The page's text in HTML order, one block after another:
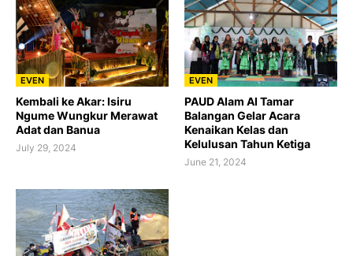
EVEN
Kembali ke Akar: Isiru
Ngume Wungkur Merawat
Adat dan Banua
July 29, 2024
EVEN
PAUD Alam Al Tamar
Balangan Gelar Acara
Kenaikan Kelas dan
Kelulusan Tahun Ketiga
June 21, 2024